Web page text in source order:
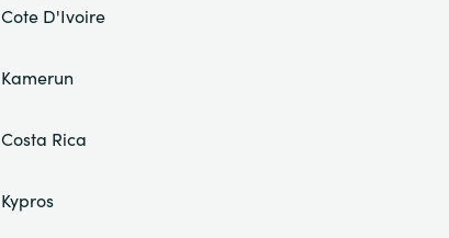
Cote D'Ivoire
Kamerun
Costa Rica
Kypros